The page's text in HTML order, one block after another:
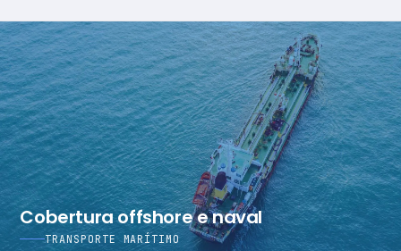
Cobertura offshore e naval
TRANSPORTE MARÍTIMO